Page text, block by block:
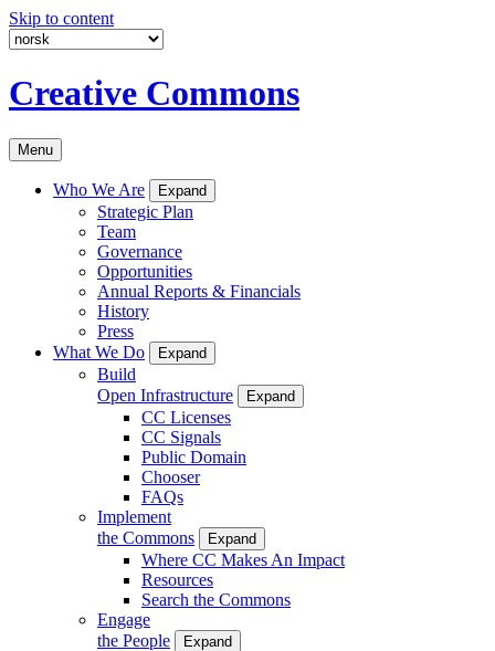
Skip to content
Creative Commons
Menu
Who We Are Expand
Strategic Plan
Team
Governance
Opportunities
Annual Reports & Financials
History
Press
What We Do
Expand
Build
Open Infrastructure
Expand
CC Licenses
CC Signals
Public Domain
Chooser
FAQs
Implement
the Commons
Expand
Where CC Makes An Impact
Resources
Search the Commons
Engage
the People
Expand